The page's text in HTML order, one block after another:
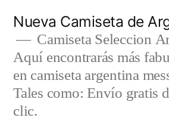
contenido
Nueva Camiseta de
Camiseta Seleccion
Aquí encontrarás más
en camiseta argentina
Tales como: Envío gratis
clic.